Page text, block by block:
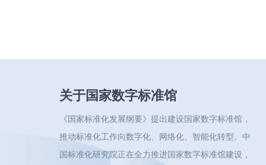
关于国家数字标准馆
《国家标准化发展纲要》提出建设国家数字标准馆，
推动标准化工作向数字化、网络化、智能化转型。中
国标准化研究院正在全力推进国家数字标准馆建设，